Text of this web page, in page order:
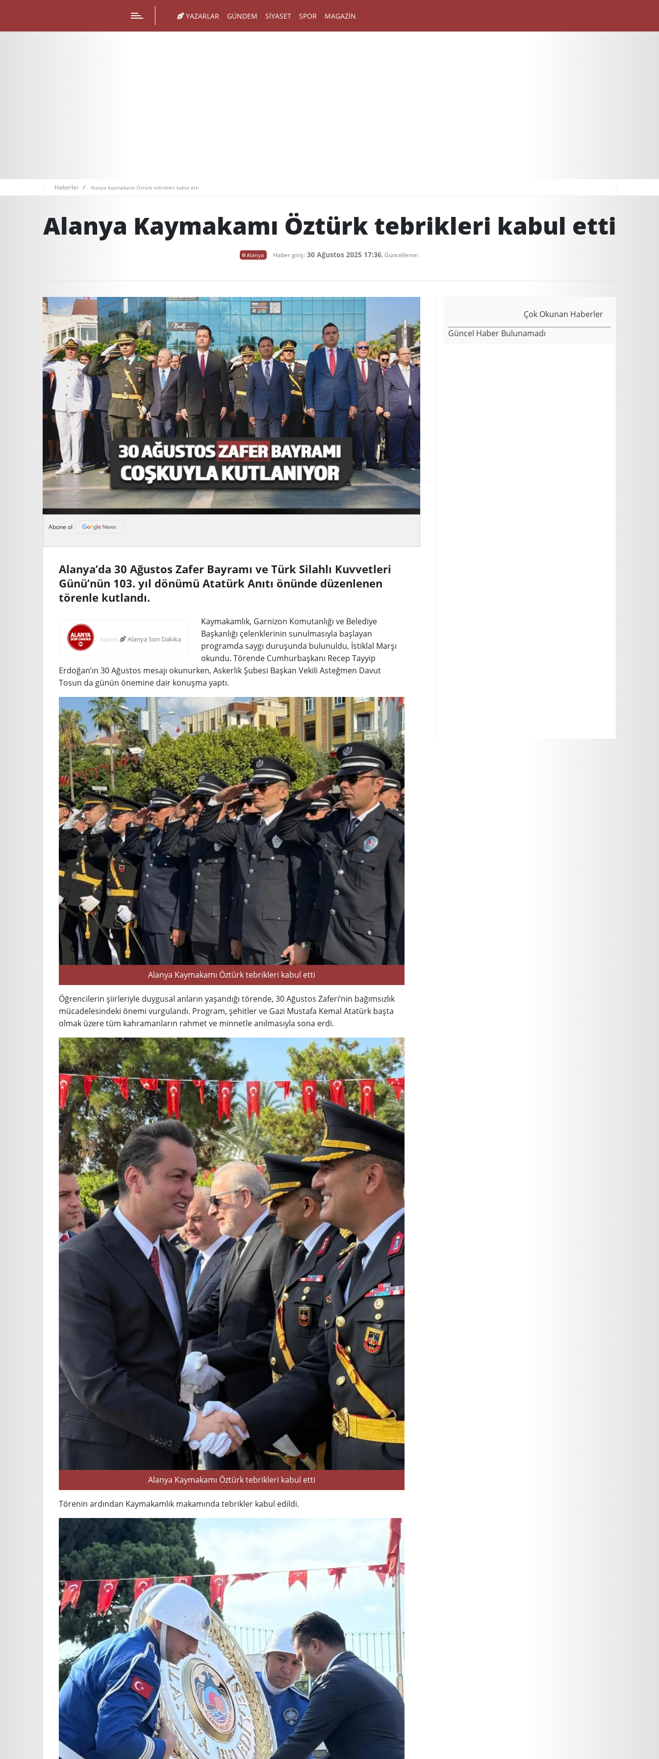
YAZARLAR GÜNDEM SIYASET SPOR MAGAZIN
Haberler Alanya Kaymakamı Öztürk tebrikleri kabul etti
Alanya Kaymakamı Öztürk tebrikleri kabul etti
Alanya Haber giriş:30 Ağustos 2025 17:36,Güncelleme:
Abone ol
Alanya’da 30 Ağustos Zafer Bayramı ve Türk Silahlı Kuvvetleri
Günü’nün 103. yıl dönümü Atatürk Anıtı önünde düzenlenen
törenle kutlandı.
Kaynak; Alanya Son Dakika
Kaymakamlık, Garnizon Komutanlığı ve Belediye
Başkanlığı çelenklerinin sunulmasıyla başlayan
programda saygı duruşunda bulunuldu, İstiklal Marşı
okundu. Törende Cumhurbaşkanı Recep Tayyip
Erdoğan’ın 30 Ağustos mesajı okunurken, Askerlik Şubesi Başkan Vekili Asteğmen Davut
Tosun da günün önemine dair konuşma yaptı.
Alanya Kaymakamı Öztürk tebrikleri kabul etti
Öğrencilerin şiirleriyle duygusal anların yaşandığı törende, 30 Ağustos Zaferi’nin bağımsızlık
mücadelesindeki önemi vurgulandı. Program, şehitler ve Gazi Mustafa Kemal Atatürk başta
olmak üzere tüm kahramanların rahmet ve minnetle anılmasıyla sona erdi.
Alanya Kaymakamı Öztürk tebrikleri kabul etti
Törenin ardından Kaymakamlık makamında tebrikler kabul edildi.
Çok Okunan Haberler
Güncel Haber Bulunamadı